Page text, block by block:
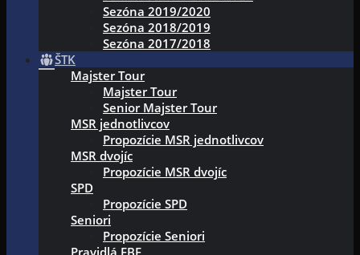
Sezóna 2019/2020
Sezóna 2018/2019
Sezóna 2017/2018
ŠTK
Majster Tour
Majster Tour
Senior Majster Tour
MSR jednotlivcov
Propozície MSR jednotlivcov
MSR dvojíc
Propozície MSR dvojíc
SPD
Propozície SPD
Seniori
Propozície Seniori
Pravidlá EBF